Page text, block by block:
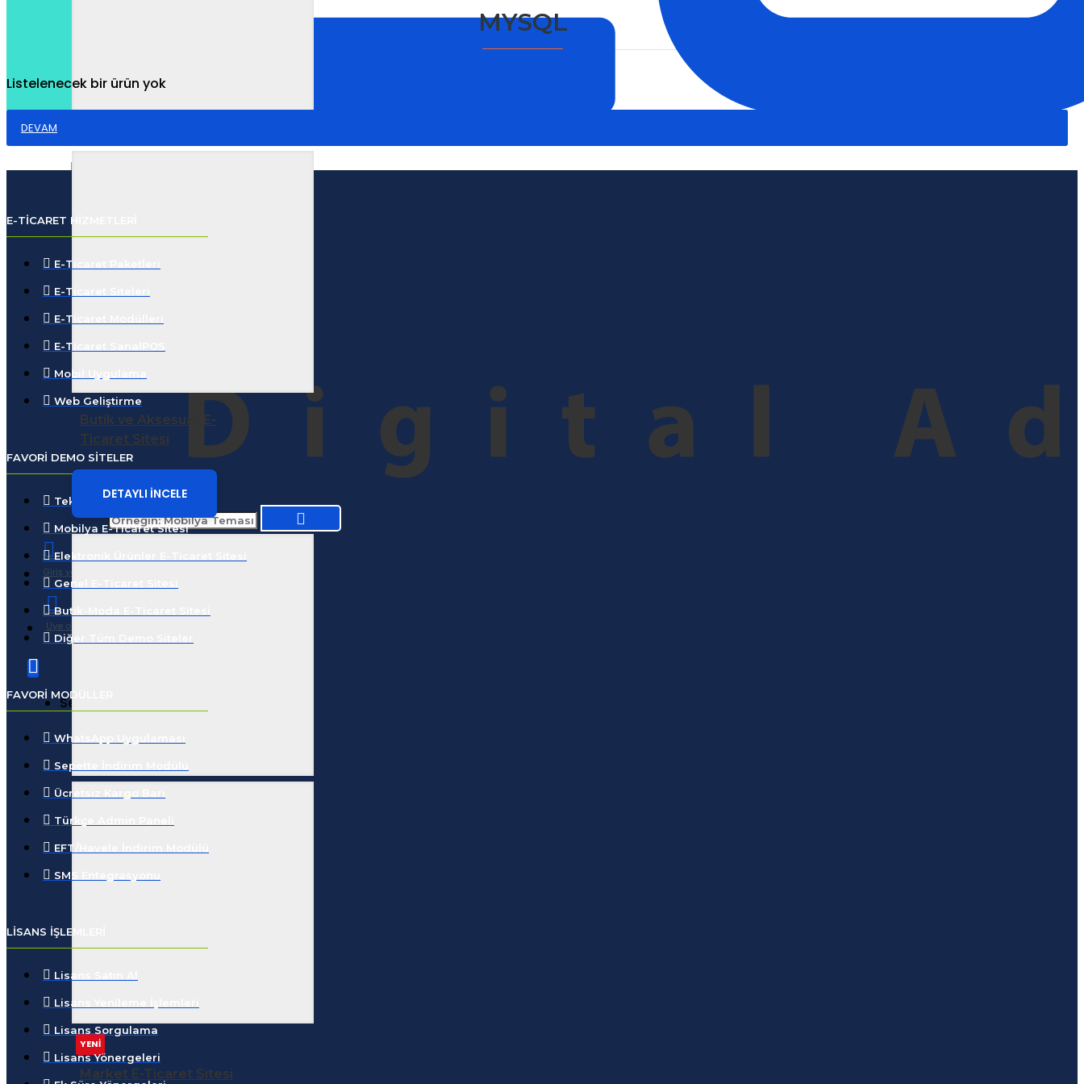
Giriş yap
Üye ol
Sepetinize henüz ekleme yapmadınız!
Butik ve Aksesuar E-
Ticaret Sitesi
DETAYLI İNCELE
YENİ
Market E-Ticaret Sitesi
MYSQL
Listelenecek bir ürün yok
DEVAM
E-TICARET HIZMETLERI
E-Ticaret Paketleri
E-Ticaret Siteleri
E-Ticaret Modülleri
E-Ticaret SanalPOS
Mobil Uygulama
Web Geliştirme
FAVORI DEMO SITELER
Teknoloji E-Ticaret Sitesi
Mobilya E-Ticaret Sitesi
Elektronik Ürünler E-Ticaret Sitesi
Genel E-Ticaret Sitesi
Butik-Moda E-Ticaret Sitesi
Diğer Tüm Demo Siteler
FAVORI MODÜLLER
WhatsApp Uygulaması
Sepette İndirim Modülü
Ücretsiz Kargo Barı
Türkçe Admin Paneli
EFT/Havele İndirim Modülü
SMS Entegrasyonu
LISANS İŞLEMLERI
Lisans Satın Al
Lisans Yenileme İşlemleri
Lisans Sorgulama
Lisans Yönergeleri